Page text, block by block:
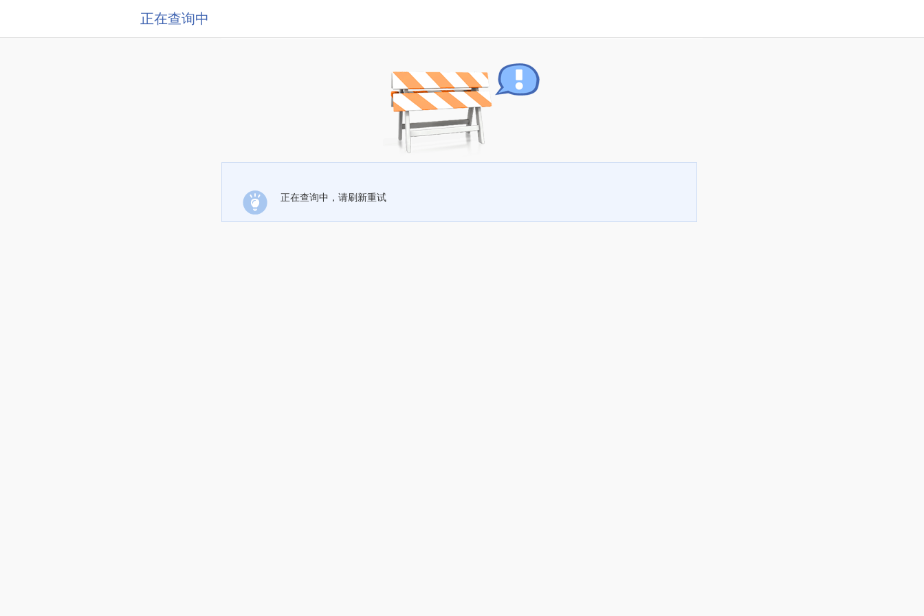
正在查询中
正在查询中，请刷新重试